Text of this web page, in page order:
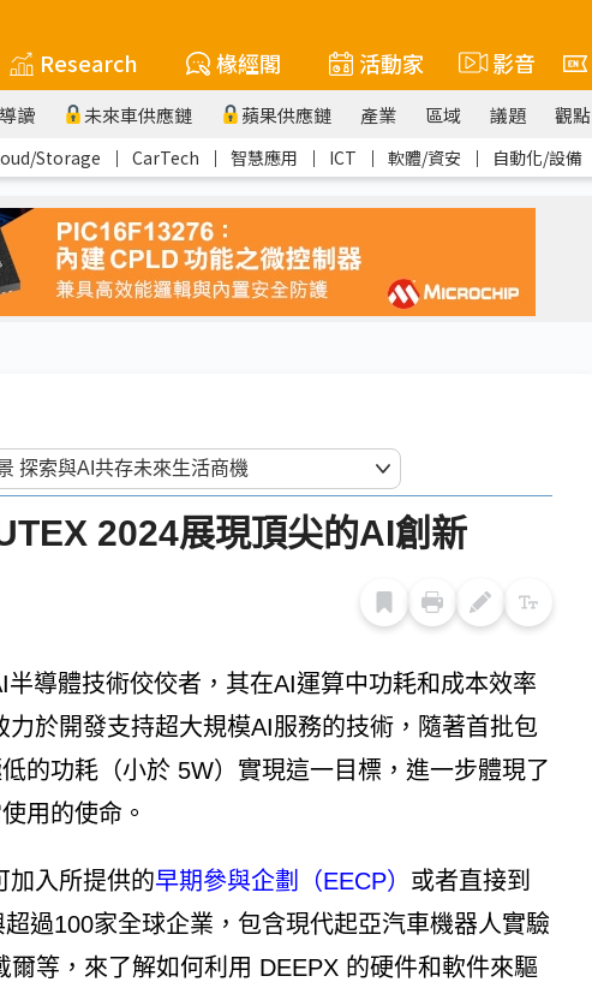
Research 椽經閣 活動家 影音
讀 未來車供應鏈 蘋果供應鏈 產業 區域 議題 觀點
Storage ｜ CarTech ｜ 智慧應用 ｜ ICT ｜ 軟體/資安 ｜ 自動化/設備
2024展現頂尖的AI創新
導體技術佼佼者，其在AI運算中功耗和成本效率
於開發支持超大規模AI服務的技術，隨著首批包
的功耗（小於 5W）實現這一目標，進一步體現了
用的使命。
加入所提供的早期參與企劃（EECP） 或者直接到
過100家全球企業，包含現代起亞汽車機器人實驗
等，來了解如何利用 DEEPX 的硬件和軟件來驅